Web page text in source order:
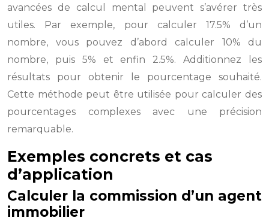
avancées de calcul mental peuvent s’avérer très
utiles. Par exemple, pour calculer 17.5% d’un
nombre, vous pouvez d’abord calculer 10% du
nombre, puis 5% et enfin 2.5%. Additionnez les
résultats pour obtenir le pourcentage souhaité.
Cette méthode peut être utilisée pour calculer des
pourcentages complexes avec une précision
remarquable.
Exemples concrets et cas
d’application
Calculer la commission d’un agent
immobilier